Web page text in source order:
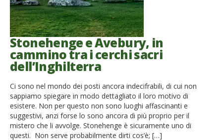
Stonehenge e Avebury, in
cammino tra i cerchi sacri
dell’Inghilterra
Ci sono nel mondo dei posti ancora indecifrabili, di cui non
sappiamo spiegare in modo dettagliato il loro motivo di
esistere. Non per questo non sono luoghi affascinanti e
suggestivi, anzi forse lo sono ancora di più proprio per il
mistero che li avvolge. Stonehenge è sicuramente uno di
questi. Non serve probabilmente dirti cos’è; […]